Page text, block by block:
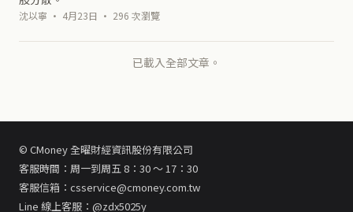
沈以寧 · 4月23日 · 296 次瀏覽
已載入全部文章。
© CMoney 全曜財經資訊股份有限公司
客服時間：周一到周五 8：30 ～ 17：30
客服信箱：csservice@cmoney.com.tw
Line 線上客服：@zdx5025y